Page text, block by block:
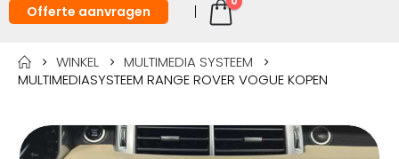
Offerte aanvragen
WINKEL
MULTIMEDIA SYSTEEM
MULTIMEDIASYSTEEM RANGE ROVER VOGUE KOPEN